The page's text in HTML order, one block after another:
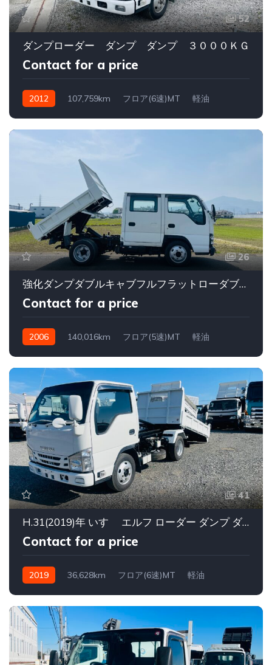
52
ダンプローダー ダンプ ダンプ ３０００ＫＧ
Contact for a price
2012 107,759km フロア(6速)MT 軽油
26
強化ダンプダブルキャブフルフラットローダブルキャブダンプ付
Contact for a price
2006 140,016km フロア(5速)MT 軽油
41
H.31(2019)年 いすゞ エルフ ローダー ダンプ ダンプ ローダー ダンプ 3000KG ホワイト 走行36,628km
Contact for a price
2019 36,628km フロア(6速)MT 軽油